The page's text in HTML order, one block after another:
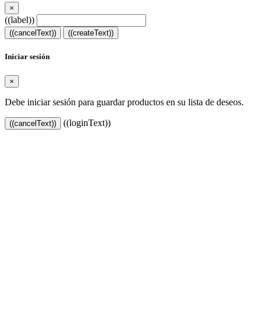
×
((label))
((cancelText)) ((createText))
Iniciar sesión
×
Debe iniciar sesión para guardar productos en su lista de deseos.
((cancelText)) ((loginText))